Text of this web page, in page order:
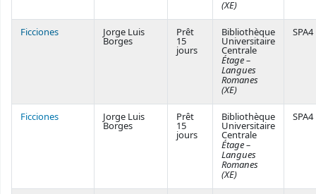
(XE)
Ficciones Jorge Luis
Borges
Prêt
15
jours
Bibliothèque
Universitaire
Centrale
Étage –
Langues
Romanes
(XE)
SPA4
Ficciones Jorge Luis
Borges
Prêt
15
jours
Bibliothèque
Universitaire
Centrale
Étage –
Langues
Romanes
(XE)
SPA4